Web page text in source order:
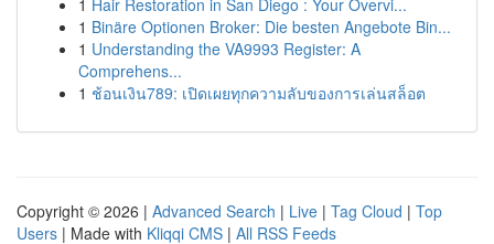
1 Hair Restoration in San Diego : Your Overvi...
1 Binäre Optionen Broker: Die besten Angebote Bin...
1 Understanding the VA9993 Register: A
Comprehens...
1 ช้อนเงิน789: เปิดเผยทุกความลับของการเล่นสล็อต
Copyright © 2026 | Advanced Search | Live | Tag Cloud | Top
Users | Made with Kliqqi CMS | All RSS Feeds